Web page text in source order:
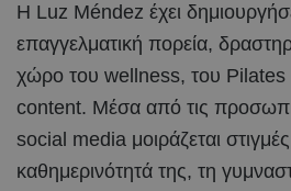
Η Luz Méndez έχει
επαγγελματική πορεία,
χώρο του wellness, του Pilates
content. Μέσα από τις
social media μοιράζεται
καθημερινότητά της, τη